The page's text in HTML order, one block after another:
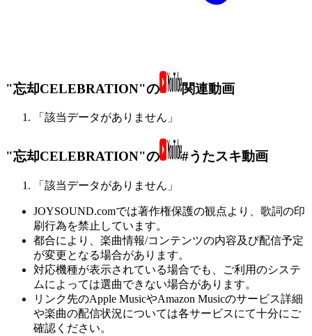
"忘却CELEBRATION"の 関連動画
「該当データがありません」
"忘却CELEBRATION"の #うたスキ動画
「該当データがありません」
JOYSOUND.comでは著作権保護の観点より、歌詞の印
刷行為を禁止しています。
都合により、楽曲情報/コンテンツの内容及び配信予定
が変更となる場合があります。
対応機種が表示されている場合でも、ご利用のシステ
ムによっては選曲できない場合があります。
リンク先のApple MusicやAmazon Musicのサービス詳細
や楽曲の配信状況については各サービスにて十分にご
確認ください。